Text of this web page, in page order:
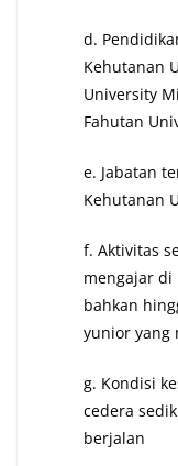
d.
Kehutanan
University
Fahutan
e. Jabatan
Kehutanan
f. Aktivitas
mengajar di
bahkan
yunior yang
g. Kondisi
cedera
berjalan